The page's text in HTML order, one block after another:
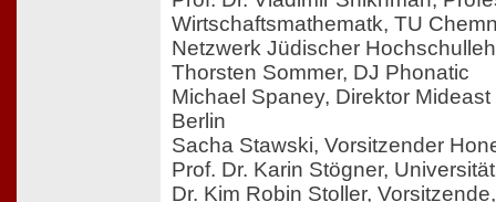
Wirtschaftsmathematk, TU
Netzwerk Jüdischer
Thorsten Sommer, DJ Phonatic
Michael Spaney, Direktor
Berlin
Sacha Stawski, Vorsitzender
Prof. Dr. Karin Stögner,
Dr. Kim Robin Stoller,